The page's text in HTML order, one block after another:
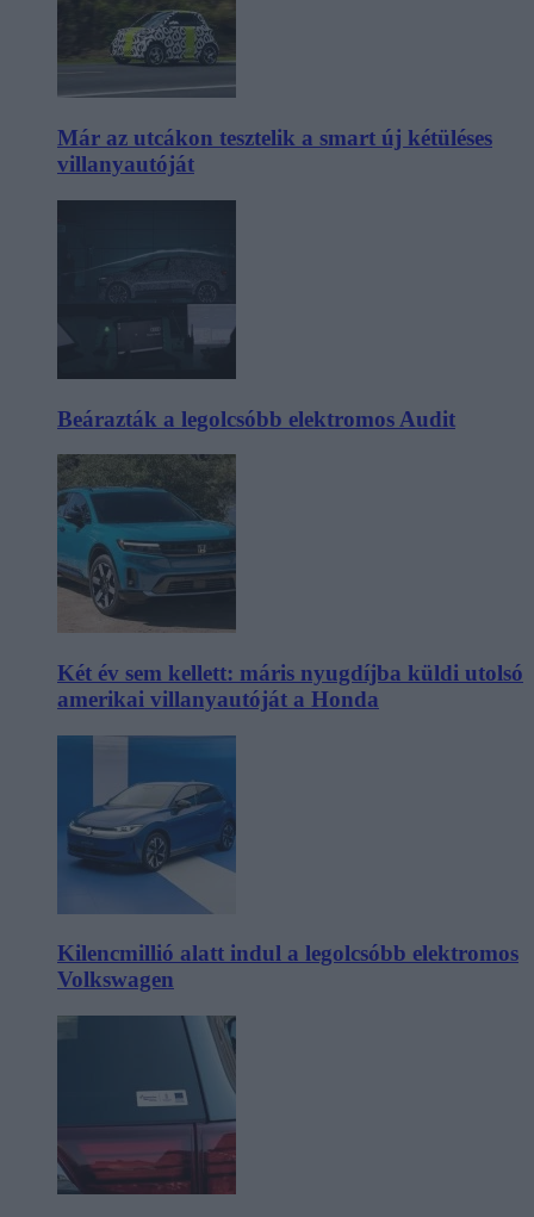
Már az utcákon tesztelik a smart új kétüléses
villanyautóját
Beárazták a legolcsóbb elektromos Audit
Két év sem kellett: máris nyugdíjba küldi utolsó
amerikai villanyautóját a Honda
Kilencmillió alatt indul a legolcsóbb elektromos
Volkswagen